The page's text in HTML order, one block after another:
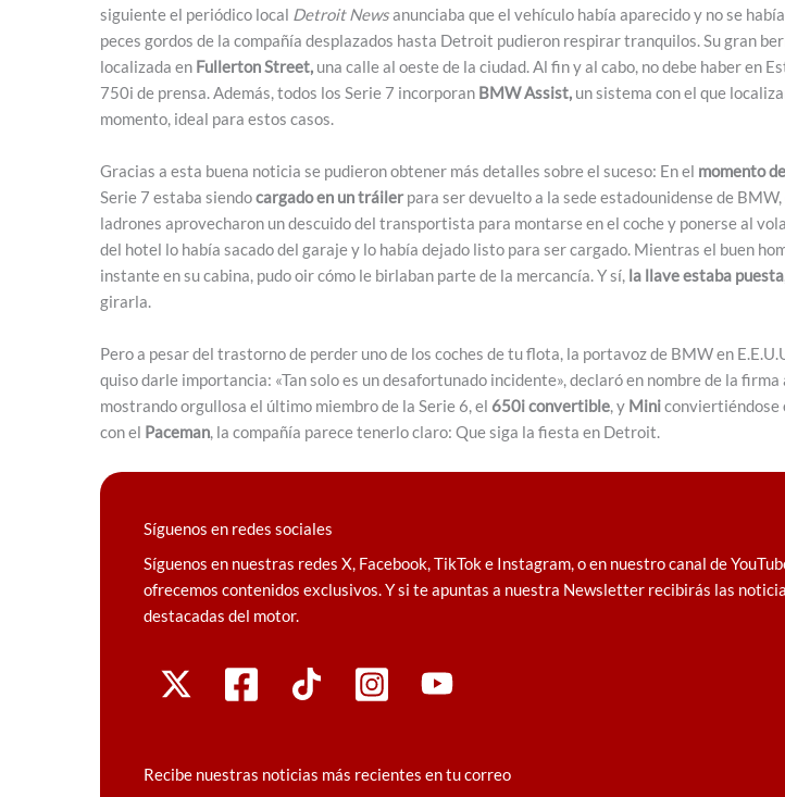
siguiente el periódico local Detroit Newsanunciaba que el vehículo había aparecido y no se
peces gordos de la compañía desplazados hasta Detroit pudieron respirar tranquilos. Su gran
localizada en Fullerton Street, una calle al oeste de la ciudad. Al fin y al cabo, no debe haber en
750i de prensa. Además, todos los Serie 7 incorporan BMW Assist, un sistema con el que
momento, ideal para estos casos.
Gracias a esta buena noticia se pudieron obtener más detalles sobre el suceso: En el momento
Serie 7 estaba siendocargado en un tráiler para ser devuelto a la sede estadounidense de BMW,
ladrones aprovecharon un descuido del transportista para montarse en el coche y ponerse al
del hotel lo había sacado del garaje y lo había dejado listo para ser cargado. Mientras el buen
instante en su cabina, pudo oir cómo le birlaban parte de la mercancía. Y sí, la llave estaba puesta
girarla.
Pero a pesar del trastorno de perder uno de los coches de tu flota, la portavoz de BMW en
quiso darle importancia: «Tan solo es un desafortunado incidente», declaró en nombre de la
mostrando orgullosa el último miembro de la Serie 6, el 650i convertible, y Miniconviertiéndose
con el Paceman, la compañía parece tenerlo claro: Que siga la fiesta en Detroit.
Síguenos en redes sociales
Síguenos en nuestras redes X, Facebook, TikTok e Instagram, o en nuestro canal de
ofrecemos contenidos exclusivos. Y si te apuntas a nuestra Newsletter recibirás las
destacadas del motor.
Recibe nuestras noticias más recientes en tu correo